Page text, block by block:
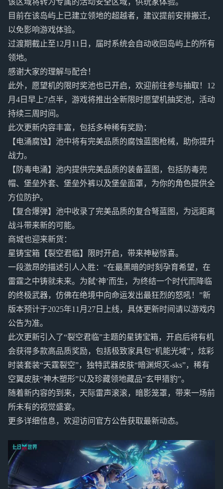
该区域将转为专属的活动安全区域，供玩家体验。
目前在该岛屿上已建立领地的超越者，建议提前安排搬迁，
以免影响游戏体验。
过渡期截止至12月11日，届时系统会自动收回岛屿上的所有
领地。
感谢大家的理解与配合！
此外，愿望机的限时奖池也已开启，欢迎前往参与抽取！12
月4日早上7点半，游戏将推出全新限时愿望机抽奖池，活动
持续三周时间。
此次更新内容丰富，包括多种稀有奖励：
【电涌腐蚀】池中将有完美品质的腐蚀蓝图枪械，助你提升
战力。
【防毒电涌】池内提供完美品质的装备蓝图，包括防毒兜
帽、堡垒外套、堡垒外裤以及堡垒面罩，为你的角色提供全
方位防护。
【复合爆弹】池中收录了完美品质的复合弩蓝图，为远距离
战斗带来新的可能。
商城也迎来新货：
星铸宝箱【裂空君临】限时开启，带来神秘惊喜。
一段激昂的描述引人入胜：“在最黑暗的时刻孕育希望，在
雷霆之中铸就未来。为弑‘神’而生，为终结一个时代而降临
的终极武器，仿佛在绝境中向命运发出最狂烈的怒吼！”新
版本预计于2025年11月27日上线，具体更新时间请以游戏内
公告为准。
此次更新引入了“裂空君临”主题的星铸宝箱，开启后将有机
会获得多款高品质奖励，包括极致家具包“机能光域”，炫彩
时装套装“天霆裂空”，独特武器皮肤“暗渊烬灭-sks”，稀有
空翼皮肤“神木塑形”以及珍藏领地藏品“玄甲猎豹”。
随着新内容的到来，天际雷声滚滚，暗影笼罩，带来一场前
所未有的视觉盛宴。
更多详细信息，欢迎访问官方公告获取最新动态。